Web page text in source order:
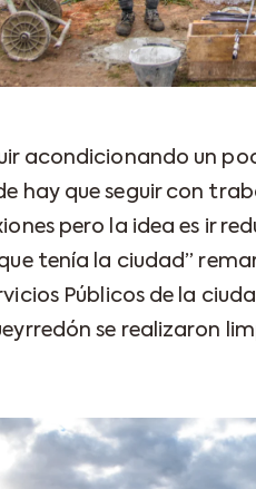
acondicionando un
hay que seguir con
pero la idea es ir
tenía la ciudad”
Públicos de la
se realizaron